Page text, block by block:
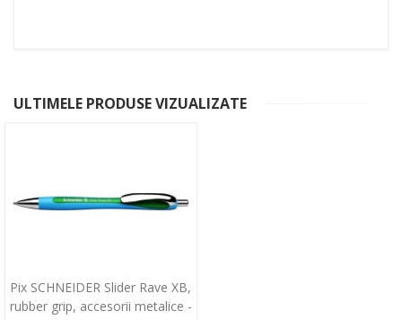
ULTIMELE PRODUSE VIZUALIZATE
Pix SCHNEIDER Slider Rave XB,
rubber grip, accesorii metalice -